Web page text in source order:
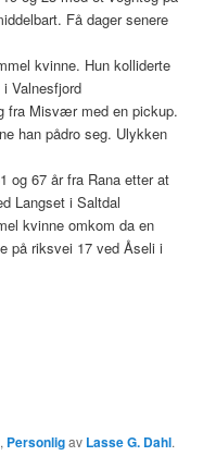
Få dager senere
kvinne. Hun kolliderte
Valnesfjord
fra Misvær med en pickup.
han pådro seg. Ulykken
og 67 år fra Rana etter at
Langset i Saltdal
kvinne omkom da en
på riksvei 17 ved Åseli i
, Personligav Lasse G. Dahl.